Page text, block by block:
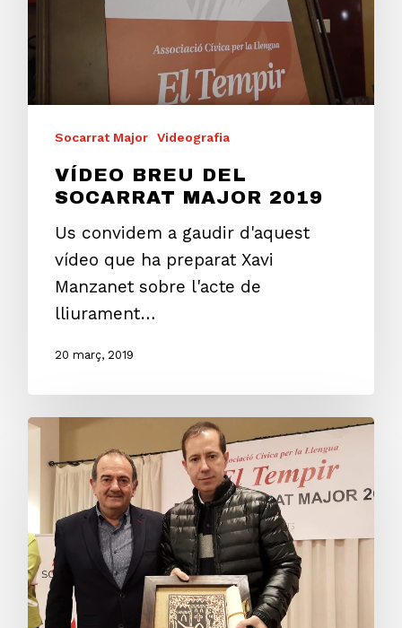
Socarrat Major Videografia
VÍDEO BREU DEL
SOCARRAT MAJOR 2019
Us convidem a gaudir d'aquest
vídeo que ha preparat Xavi
Manzanet sobre l'acte de
lliurament…
20 març, 2019